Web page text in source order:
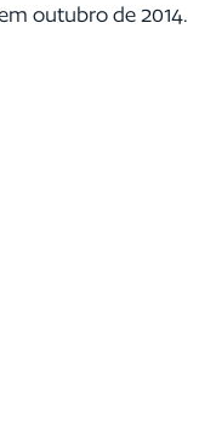
outubro de 2014.